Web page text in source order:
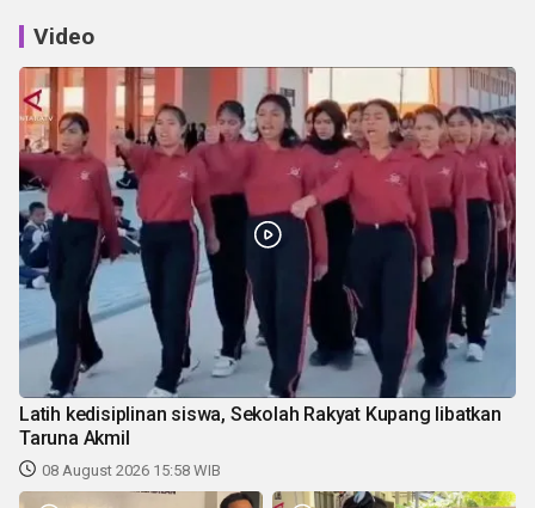
Video
Latih kedisiplinan siswa, Sekolah Rakyat Kupang libatkan
Taruna Akmil
08 August 2026 15:58 WIB